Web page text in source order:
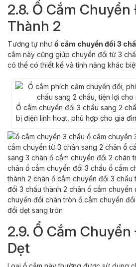
2.8. Ổ Cắm
Thành 2
Tương tự như ổ cắm chuyển đổi 3
cắm này cũng giúp chuyển đổi từ 3
có thể có thiết kế và tính năng khác
Ổ cắm chuyển đổi 3 chấu sang 2
bị điện linh hoạt, phù hợp cho gia
2.9. Ổ Cắm
Dẹt